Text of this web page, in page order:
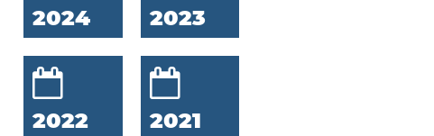
2024 2023
2022 2021